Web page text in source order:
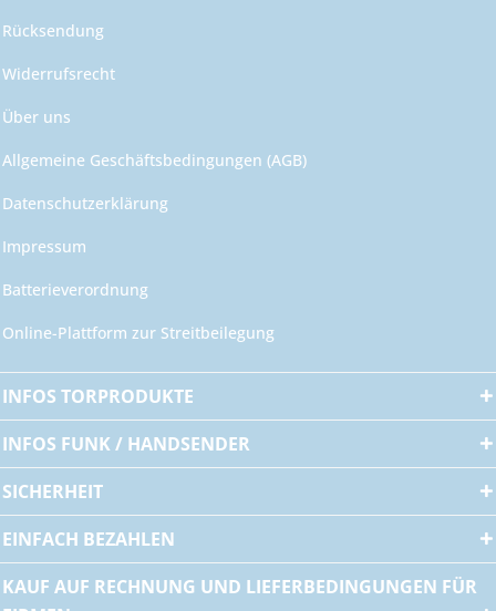
Rücksendung
Widerrufsrecht
Über uns
Allgemeine Geschäftsbedingungen (AGB)
Datenschutzerklärung
Impressum
Batterieverordnung
Online-Plattform zur Streitbeilegung
INFOS TORPRODUKTE
INFOS FUNK / HANDSENDER
SICHERHEIT
EINFACH BEZAHLEN
KAUF AUF RECHNUNG UND LIEFERBEDINGUNGEN FÜR